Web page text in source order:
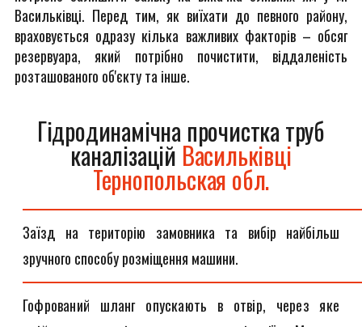
Васильківці. Перед тим, як виїхати до певного району,
враховується одразу кілька важливих факторів – обсяг
резервуара, який потрібно почистити, віддаленість
розташованого об'єкту та інше.
Гідродинамічна прочистка труб
каналізацій Васильківці
Тернопольская обл.
Заїзд на територію замовника та вибір найбільш
зручного способу розміщення машини.
Гофрований шланг опускають в отвір, через яке